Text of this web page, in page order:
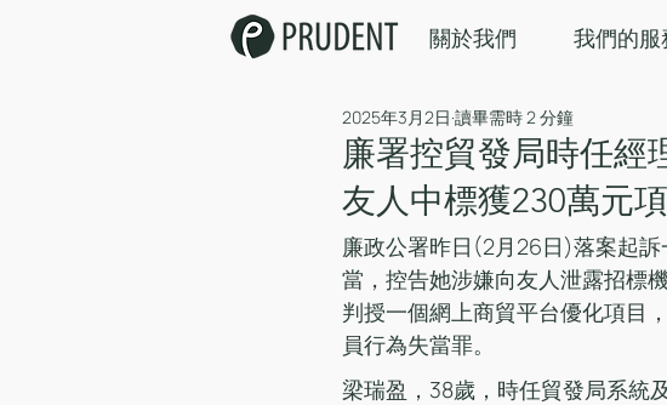
關於我們 我們的服
廉署控貿發局時任經
友人中標獲230萬元
2025年3月2日 讀畢需時 2 分鐘
廉政公署昨日(2月26日)落案起
當，控告她涉嫌向友人泄露招標
判授一個網上商貿平台優化項目
員行為失當罪。
梁瑞盈，38歲，時任貿發局系統